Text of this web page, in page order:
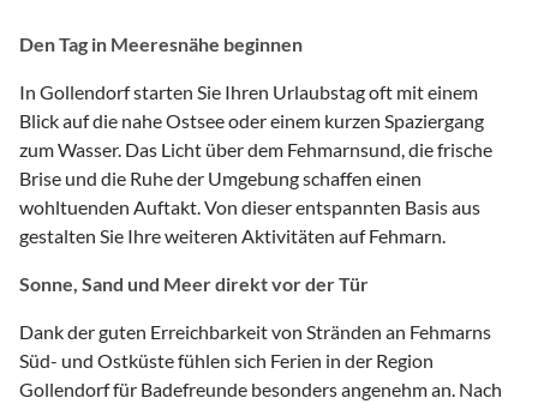
Den Tag in Meeresnähe beginnen
In Gollendorf starten Sie Ihren Urlaubstag oft mit einem
Blick auf die nahe Ostsee oder einem kurzen Spaziergang
zum Wasser. Das Licht über dem Fehmarnsund, die frische
Brise und die Ruhe der Umgebung schaffen einen
wohltuenden Auftakt. Von dieser entspannten Basis aus
gestalten Sie Ihre weiteren Aktivitäten auf Fehmarn.
Sonne, Sand und Meer direkt vor der Tür
Dank der guten Erreichbarkeit von Stränden an Fehmarns
Süd- und Ostküste fühlen sich Ferien in der Region
Gollendorf für Badefreunde besonders angenehm an. Nach